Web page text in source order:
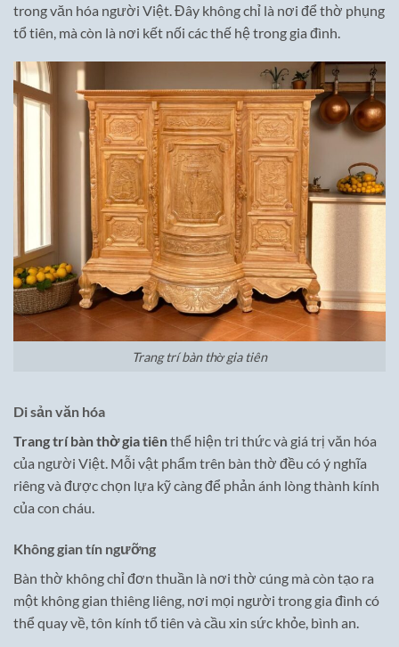
trong văn hóa người Việt. Đây không chỉ là nơi để thờ phụng
tổ tiên, mà còn là nơi kết nối các thế hệ trong gia đình.
Trang trí bàn thờ gia tiên
Di sản văn hóa
Trang trí bàn thờ gia tiênthể hiện tri thức và giá trị văn hóa
của người Việt. Mỗi vật phẩm trên bàn thờ đều có ý nghĩa
riêng và được chọn lựa kỹ càng để phản ánh lòng thành kính
của con cháu.
Không gian tín ngưỡng
Bàn thờ không chỉ đơn thuần là nơi thờ cúng mà còn tạo ra
một không gian thiêng liêng, nơi mọi người trong gia đình có
thể quay về, tôn kính tổ tiên và cầu xin sức khỏe, bình an.